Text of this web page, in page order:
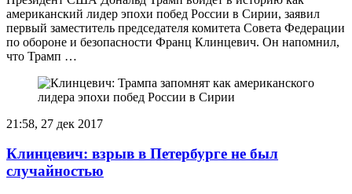
американский лидер эпохи побед России в Сирии, заявил
первый заместитель председателя комитета Совета Федерации
по обороне и безопасности Франц Клинцевич. Он напомнил,
что Трамп …
21:58, 27 дек 2017
Клинцевич: взрыв в Петербурге не был
случайностью